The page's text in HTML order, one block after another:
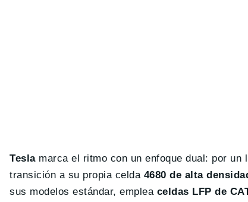
Teslamarca el ritmo con un enfoque dual: por un
transición a su propia celda 4680 de alta
sus modelos estándar, emplea celdas LFP de